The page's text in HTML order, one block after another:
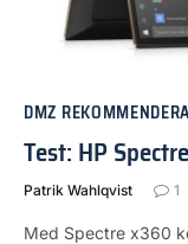
DMZ
Test: HP
Patrik Wahlqvist 1
Med Spectre x360